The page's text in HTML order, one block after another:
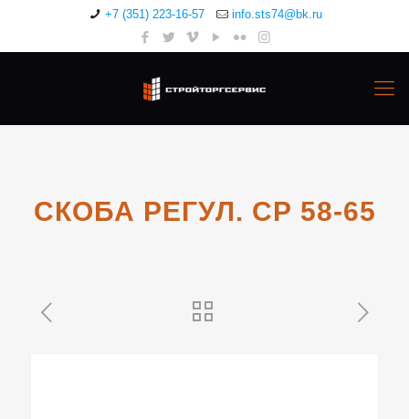
+7 (351) 223-16-57 info.sts74@bk.ru
СКОБА РЕГУЛ. СР 58-65